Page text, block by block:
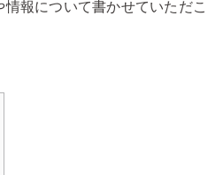
報について書かせていただこ